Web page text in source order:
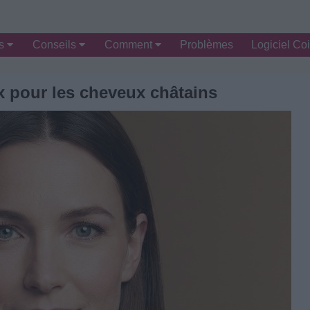
Conseils Comment Problèmes Logiciel
pour les cheveux châtains